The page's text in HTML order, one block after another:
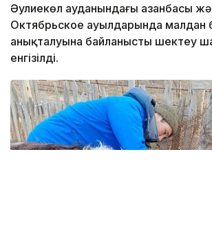
Әулиекөл ауданындағы Қазанбасы
Октябрьское ауылдарында малдан
анықталуына байланысты шектеу
енгізілді.